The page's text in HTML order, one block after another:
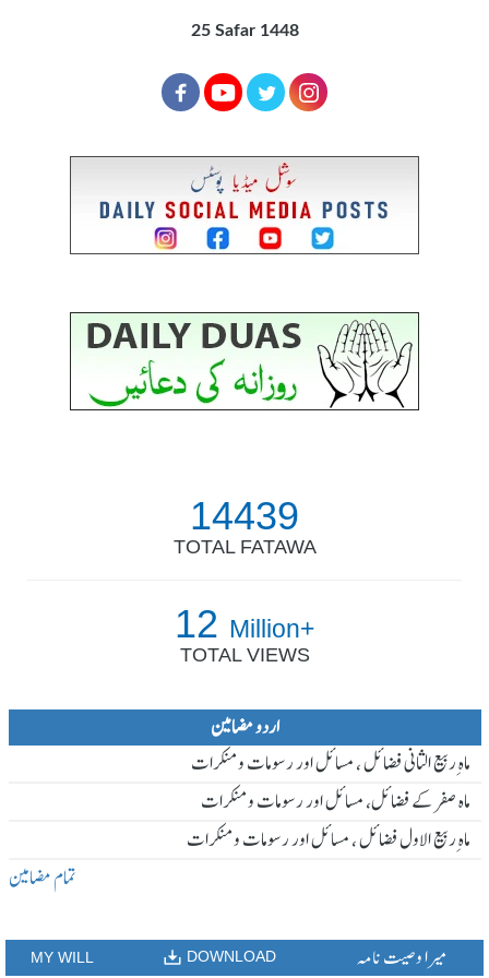
25 Safar 1448
14439
TOTAL FATAWA
12 Million+
TOTAL VIEWS
اردو مضامین
ماہ ِربیع الثانی فضائل ، مسائل اور رسومات و منکرات
ماہ صفر کے فضائل، مسائل اور رسومات و منکرات
ماہ ِربیع الاول فضائل ، مسائل اور رسومات و منکرات
تمام مضامین
MY WILL DOWNLOAD میرا وصیت نامہ